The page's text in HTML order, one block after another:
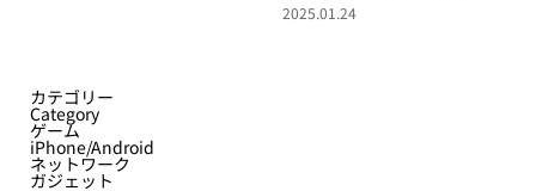
2025.01.24
カテゴリー
Category
ゲーム
iPhone/Android
ネットワーク
ガジェット